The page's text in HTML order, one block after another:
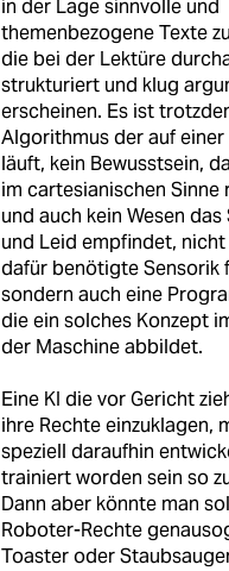
in der Lage sinnvolle und
themenbezogene Texte
die bei der Lektüre
strukturiert und klug
erscheinen. Es ist
Algorithmus der auf einer
läuft, kein Bewusstsein,
im cartesianischen Sinne
und auch kein Wesen das
und Leid empfindet,
dafür benötigte Sensorik
sondern auch eine
die ein solches Konzept
der Maschine abbildet.
Eine KI die vor Gericht
ihre Rechte einzuklagen,
speziell daraufhin
trainiert worden sein so
Dann aber könnte man
Roboter-Rechte
Toaster oder